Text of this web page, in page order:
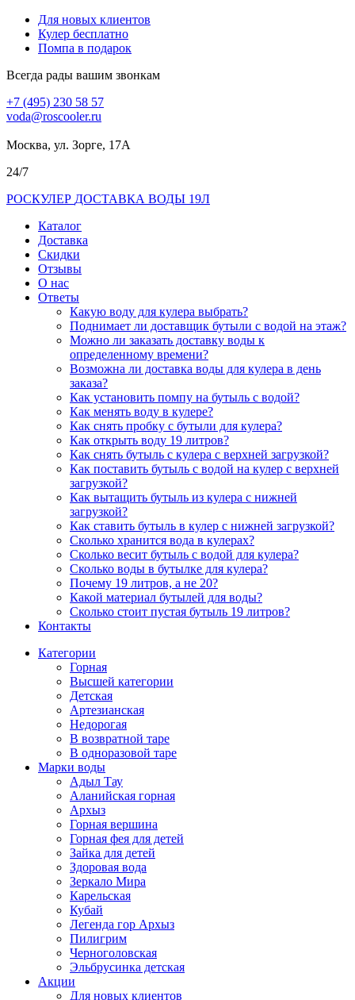
Для новых клиентов
Кулер бесплатно
Помпа в подарок
Всегда рады вашим звонкам
+7 (495) 230 58 57
voda@roscooler.ru
Москва, ул. Зорге, 17А
24/7
РОСКУЛЕР ДОСТАВКА ВОДЫ 19Л
Каталог
Доставка
Скидки
Отзывы
О нас
Ответы
Какую воду для кулера выбрать?
Поднимает ли доставщик бутыли с водой на этаж?
Можно ли заказать доставку воды к
определенному времени?
Возможна ли доставка воды для кулера в день
заказа?
Как установить помпу на бутыль с водой?
Как менять воду в кулере?
Как снять пробку с бутыли для кулера?
Как открыть воду 19 литров?
Как снять бутыль с кулера с верхней загрузкой?
Как поставить бутыль с водой на кулер с верхней
загрузкой?
Как вытащить бутыль из кулера с нижней
загрузкой?
Как ставить бутыль в кулер с нижней загрузкой?
Сколько хранится вода в кулерах?
Сколько весит бутыль с водой для кулера?
Сколько воды в бутылке для кулера?
Почему 19 литров, а не 20?
Какой материал бутылей для воды?
Сколько стоит пустая бутыль 19 литров?
Контакты
Категории
Горная
Высшей категории
Детская
Артезианская
Недорогая
В возвратной таре
В одноразовой таре
Марки воды
Адыл Тау
Аланийская горная
Архыз
Горная вершина
Горная фея для детей
Зайка для детей
Здоровая вода
Зеркало Мира
Карельская
Кубай
Легенда гор Архыз
Пилигрим
Черноголовская
Эльбрусинка детская
Акции
Для новых клиентов